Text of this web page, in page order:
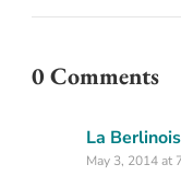
0 Comments
La
May 3, 2014 at